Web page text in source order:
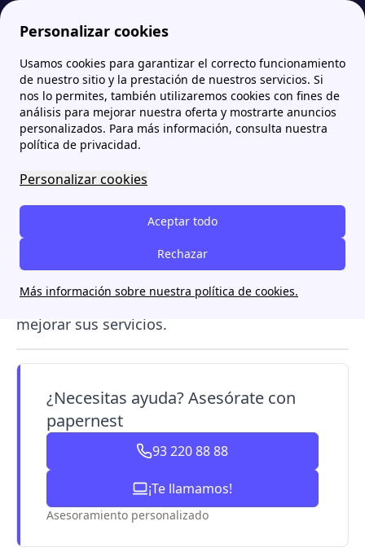
Personalizar cookies
Usamos cookies para garantizar el correcto funcionamiento
de nuestro sitio y la prestación de nuestros servicios. Si
nos lo permites, también utilizaremos cookies con fines de
análisis para mejorar nuestra oferta y mostrarte anuncios
personalizados. Para más información, consulta nuestra
política de privacidad.
Personalizar cookies
Aceptar todo
Rechazar
Más información sobre nuestra política de cookies.
Papernest.es More Tarifa Repsol Solar: soluciones de autoconsumo y excedentes Opiniones sobre Repsol Solar: ¿Qué dicen los clientes?
Opiniones sobre Repsol
Solar: ¿Qué dicen los
clientes?
Las opiniones de los clientes deRepsolponen
en valor diferentes factores de la compañía
servicios solares, las tarifas solares
estos comentarios el grupo Repsol puede
mejorar sus servicios.
¿Necesitas ayuda? Asesórate con
papernest
93 220 88 88
¡Te llamamos!
Asesoramiento personalizado